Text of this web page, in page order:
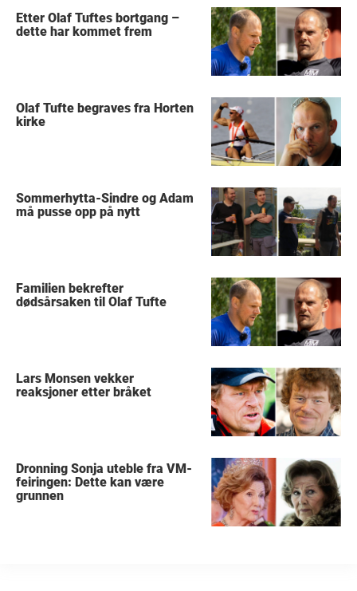
Etter Olaf Tuftes bortgang –
dette har kommet frem
Olaf Tufte begraves fra Horten
kirke
Sommerhytta-Sindre og Adam
må pusse opp på nytt
Familien bekrefter
dødsårsaken til Olaf Tufte
Lars Monsen vekker
reaksjoner etter bråket
Dronning Sonja uteble fra VM-
feiringen: Dette kan være
grunnen